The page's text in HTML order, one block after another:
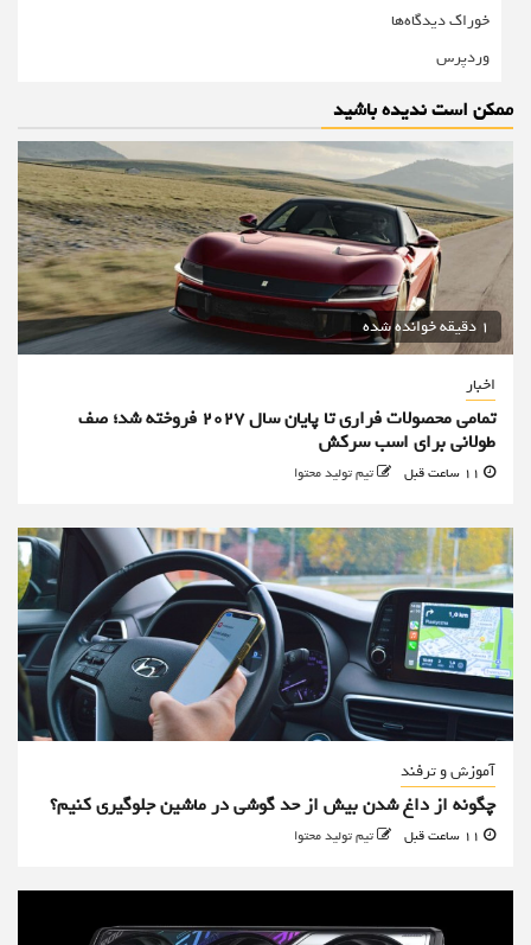
خوراک دیدگاه‌ها
وردپرس
ممکن است ندیده باشید
1 دقیقه خوانده شده
اخبار
تمامی محصولات فراری تا پایان سال ۲۰۲۷ فروخته شد؛ صف
طولانی برای اسب سرکش
تیم تولید محتوا
آموزش و ترفند
چگونه از داغ شدن بیش از حد گوشی در ماشین جلوگیری کنیم؟
تیم تولید محتوا